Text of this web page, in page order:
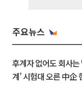
주요뉴스
후계자 없어도 회사
계’ 시험대 오른 中企